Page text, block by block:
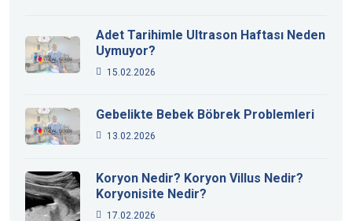
Adet Tarihimle Ultrason Haftası Neden
Uymuyor?
15.02.2026
Gebelikte Bebek Böbrek Problemleri
13.02.2026
Koryon Nedir? Koryon Villus Nedir?
Koryonisite Nedir?
17.02.2026